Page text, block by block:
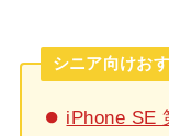
シニア向けお
iPhone SE